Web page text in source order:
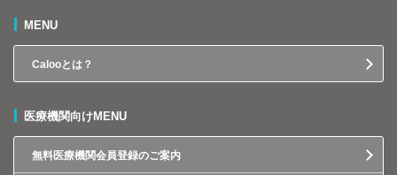
MENU
Calooとは？
医療機関向けMENU
無料医療機関会員登録のご案内